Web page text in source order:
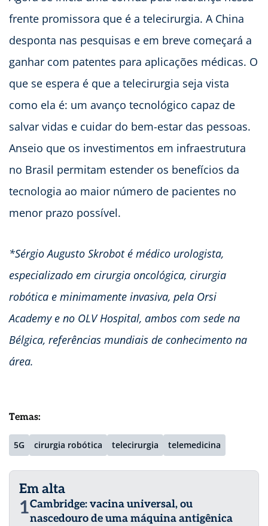
frente promissora que é a telecirurgia. A China
desponta nas pesquisas e em breve começará a
ganhar com patentes para aplicações médicas. O
que se espera é que a telecirurgia seja vista
como ela é: um avanço tecnológico capaz de
salvar vidas e cuidar do bem-estar das pessoas.
Anseio que os investimentos em infraestrutura
no Brasil permitam estender os benefícios da
tecnologia ao maior número de pacientes no
menor prazo possível.
*Sérgio Augusto Skrobot é médico urologista,
especializado em cirurgia oncológica, cirurgia
robótica e minimamente invasiva, pela Orsi
Academy e no OLV Hospital, ambos com sede na
Bélgica, referências mundiais de conhecimento na
área.
Temas:
5G cirurgia robótica telecirurgia telemedicina
Em alta
1Cambridge: vacina universal, ou
nascedouro de uma máquina antigênica